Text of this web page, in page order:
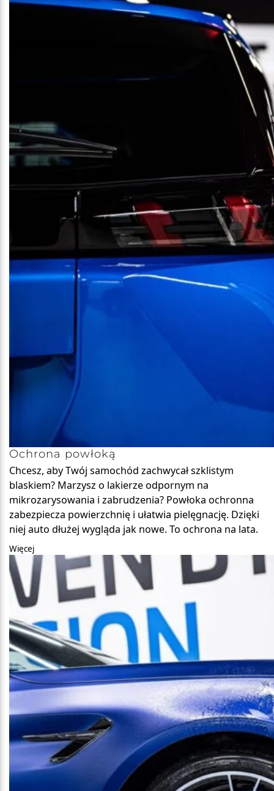
Ochrona powłoką
Chcesz, aby Twój samochód zachwycał szklistym
blaskiem? Marzysz o lakierze odpornym na
mikrozarysowania i zabrudzenia? Powłoka ochronna
zabezpiecza powierzchnię i ułatwia pielęgnację. Dzięki
niej auto dłużej wygląda jak nowe. To ochrona na lata.
Więcej